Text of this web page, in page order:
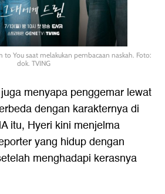
You saat melakukan pembacaan naskah. Foto:
dok. TVING
menyapa penggemar lewat
dengan karakternya di
itu, Hyeri kini menjelma
yang hidup dengan
menghadapi kerasnya